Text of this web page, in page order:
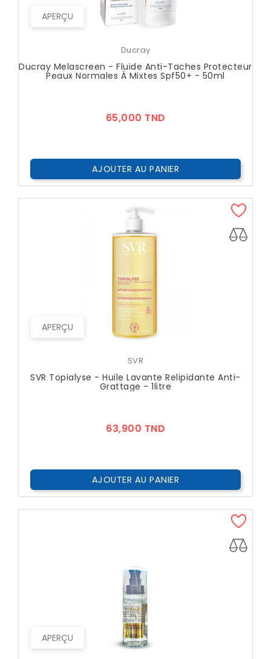
APERÇU
Ducray
Ducray Melascreen - Fluide Anti-Taches Protecteur
Peaux Normales À Mixtes Spf50+ - 50ml
65,000 TND
AJOUTER AU PANIER
APERÇU
SVR
SVR Topialyse - Huile Lavante Relipidante Anti-
Grattage - 1litre
63,900 TND
AJOUTER AU PANIER
APERÇU